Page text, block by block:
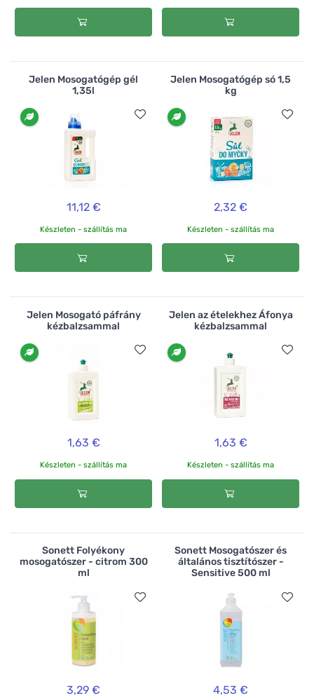
Jelen Mosogatógép gél
1,35l
11,12 €
Készleten - szállítás ma
Jelen Mosogatógép só 1,5
kg
2,32 €
Készleten - szállítás ma
Jelen Mosogató páfrány
kézbalzsammal
1,63 €
Készleten - szállítás ma
Jelen az ételekhez Áfonya
kézbalzsammal
1,63 €
Készleten - szállítás ma
Sonett Folyékony
mosogatószer - citrom 300
ml
3,29 €
Sonett Mosogatószer és
általános tisztítószer -
Sensitive 500 ml
4,53 €